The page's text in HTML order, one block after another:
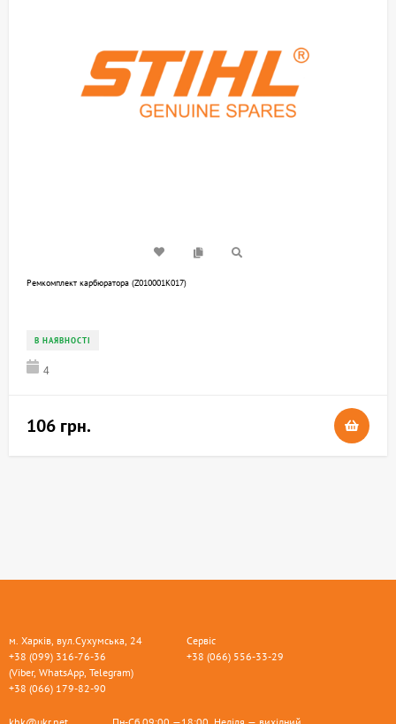
Ремкомплект карбюратора (Z010001K017)
В НАЯВНОСТІ
4
106 грн.
м. Харків, вул.Сухумська, 24
+38 (099) 316-76-36
(Viber, WhatsApp, Telegram)
+38 (066) 179-82-90
Сервіс
+38 (066) 556-33-29